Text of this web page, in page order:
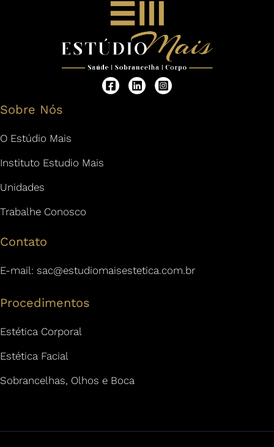
Sobre Nós
O Estúdio Mais
Instituto Estudio Mais
Unidades
Trabalhe Conosco
Contato
E-mail: sac@estudiomaisestetica.com.br
Procedimentos
Estética Corporal
Estética Facial
Sobrancelhas, Olhos e Boca